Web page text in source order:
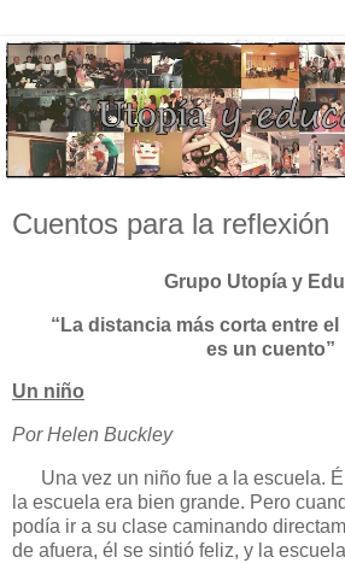
Cuentos para la reflexión
Grupo Utopía y
“La distancia más corta entre
es un cuento”
Un niño
Por Helen Buckley
Una vez un niño fue a la escuela.
la escuela era bien grande. Pero
podía ir a su clase caminando
de afuera, él se sintió feliz, y la